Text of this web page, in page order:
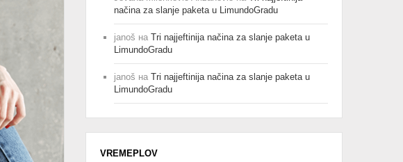
načina za slanje paketa u LimundoGradu
janoš наTri najjeftinija načina za slanje paketa u
LimundoGradu
janoš наTri najjeftinija načina za slanje paketa u
LimundoGradu
VREMEPLOV